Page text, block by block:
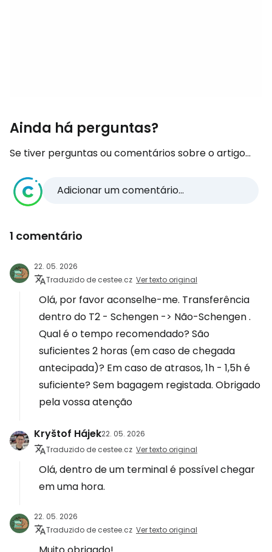
Ainda há perguntas?
Se tiver perguntas ou comentários sobre o artigo...
Adicionar um comentário...
1 comentário
22. 05. 2026
Traduzido de cestee.cz Ver texto original
Olá, por favor aconselhe-me. Transferência
dentro do T2 - Schengen -> Não-Schengen .
Qual é o tempo recomendado? São
suficientes 2 horas (em caso de chegada
antecipada)? Em caso de atrasos, 1h - 1,5h é
suficiente? Sem bagagem registada. Obrigado
pela vossa atenção
Kryštof Hájek22. 05. 2026
Traduzido de cestee.cz Ver texto original
Olá, dentro de um terminal é possível chegar
em uma hora.
22. 05. 2026
Traduzido de cestee.cz Ver texto original